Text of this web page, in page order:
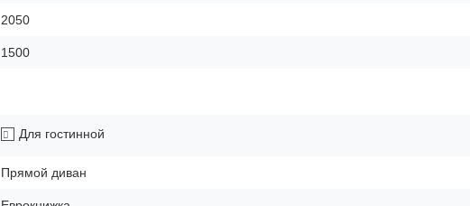
2050
1500
Для гостинной
Прямой диван